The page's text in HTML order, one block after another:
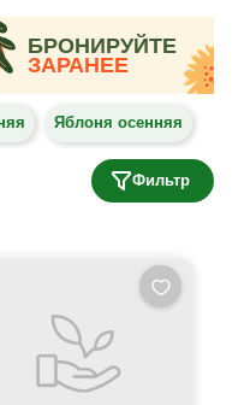
БРОНИРУЙТЕ
ЗАРАНЕЕ
Яблоня осенняя
Фильтр